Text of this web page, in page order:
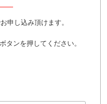
申し込み頂けます。
タンを押してください。